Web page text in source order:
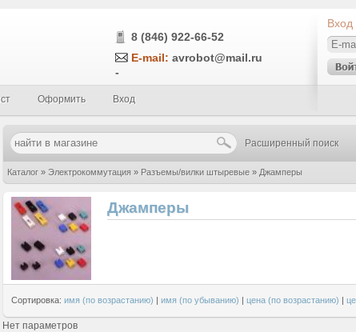
8 (846) 922-66-52
E-mail: avrobot@mail.ru
-
Оформить Вход
Вход
Расширенный поиск
Каталог » Электрокоммутация » Разъемы/вилки штыревые » Джамперы
Джамперы
Сортировка: имя (по возрастанию) | имя (по убыванию) | цена (по возрастанию) |
Нет параметров